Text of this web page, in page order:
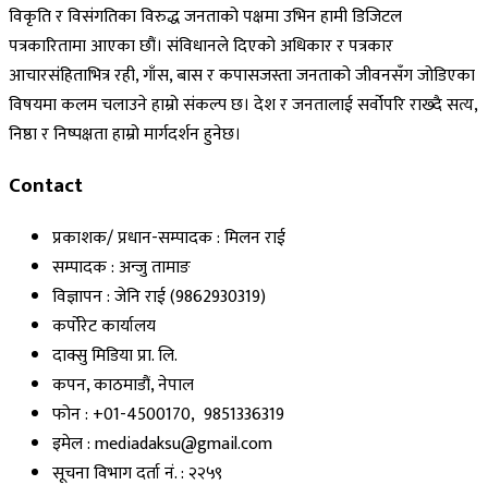
विकृति र विसंगतिका विरुद्ध जनताको पक्षमा उभिन हामी डिजिटल
पत्रकारितामा आएका छौं। संविधानले दिएको अधिकार र पत्रकार
आचारसंहिताभित्र रही, गाँस, बास र कपासजस्ता जनताको जीवनसँग जोडिएका
विषयमा कलम चलाउने हाम्रो संकल्प छ। देश र जनतालाई सर्वोपरि राख्दै सत्य,
निष्ठा र निष्पक्षता हाम्रो मार्गदर्शन हुनेछ।
Contact
प्रकाशक/ प्रधान-सम्पादक : मिलन राई
सम्पादक : अन्जु तामाङ
विज्ञापन : जेनि राई (9862930319)
कर्पोरेट कार्यालय
दाक्सु मिडिया प्रा. लि.
कपन, काठमाडौं, नेपाल
फोन : +01-4500170, 9851336319
इमेल : mediadaksu@gmail.com
सूचना विभाग दर्ता नं. : २२५९